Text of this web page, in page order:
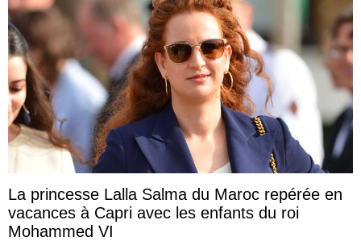
La princesse Lalla Salma du Maroc repérée en
vacances à Capri avec les enfants du roi
Mohammed VI